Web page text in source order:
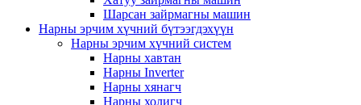
Шарсан зайрмагны машин
Нарны эрчим хүчний бүтээгдэхүүн
Нарны эрчим хүчний систем
Нарны хавтан
Нарны Inverter
Нарны хянагч
Нарны холигч